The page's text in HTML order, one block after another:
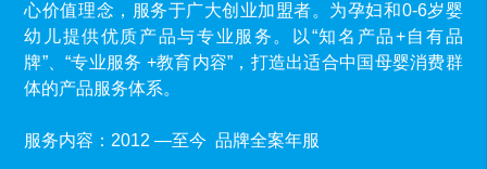
心价值理念，服务于广大创业加盟者。为孕妇和0-6岁婴
幼儿提供优质产品与专业服务。以“知名产品+自有品
牌”、“专业服务 +教育内容”，打造出适合中国母婴消费群
体的产品服务体系。
服务内容：2012 —至今 品牌全案年服